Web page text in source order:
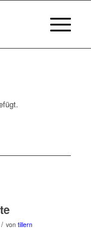
/ von tillern